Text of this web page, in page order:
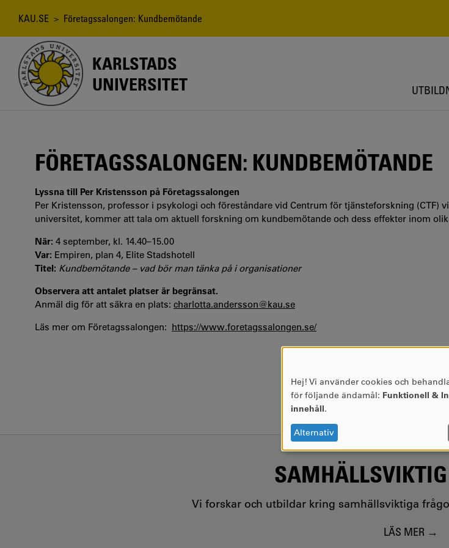
Länkstig
KAU.SE > Företagssalongen: Kundbemötande
KARLSTADS
UNIVERSITET
FÖRETAGSSALONGEN: KUNDBEMÖTANDE
Lyssna till Per Kristensson på Företagssalongen
Per Kristensson, professor i psykologi och föreståndare vid Centrum för tjänsteforskning (CTF)
universitet, kommer att tala om aktuell forskning om kundbemötande och dess effekter inom
När: 4 september, kl. 14.40–15.00
Var: Empiren, plan 4, Elite Stadshotell
Titel: Kundbemötande – vad bör man tänka på i organisationer
Observera att antalet platser är begränsat.
Anmäl dig för att säkra en plats: charlotta.andersson@kau.se
Läs mer om Företagssalongen: https://www.foretagssalongen.se/
Vi forskar och utbildar kring samhällsviktiga
LÄS MER
ANVÄNDNING
AV
OCH
COOKIES
Hej! Vi använder cookies och
för följande ändamål: Funktionell &
innehåll.
Alternativ